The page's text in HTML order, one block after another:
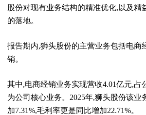
股份对现有业务结构的精准优化,以及精
的落地。
报告期内,狮头股份的主营业务包括电商
销。
其中,电商经销业务实现营收4.01亿元,占
为公司核心业务。2025年,狮头股份该业
加7.31%,毛利率更是同比增加22.71%。